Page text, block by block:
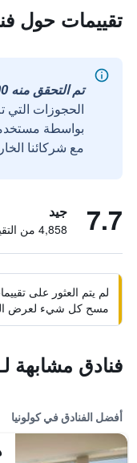
تقييمات حول
تم التحقق منه 100%
الحجوزات التي
مع شركائنا
7.7 جيد
4,858 من التقييمات تم التحقق منها
لم يتم العثور على
مسح كل شيء لعرض
فنادق مشابهة
أفضل الفنادق في كولونيا